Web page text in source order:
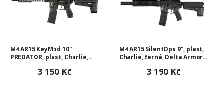
M4 AR15 KeyMod 10"
PREDATOR, plast, Charlie,
3 150 Kč
M4 AR15 SilentOps 9", plast,
Charlie, černá, Delta Armory,
3 190 Kč